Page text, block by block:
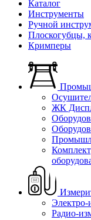
Каталог
Инструменты
Ручной
Плоскогубцы,
Кримперы
ЖК
Электро-
Радио-